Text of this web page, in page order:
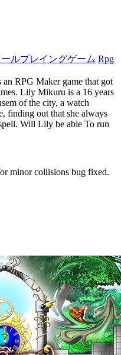
ールプレイングゲーム Rpg
RPG Maker game that got
Lily Mikuru is a 16 years
of the city, a watch
finding out that she always
Will Lily be able To run
minor collisions bug fixed.